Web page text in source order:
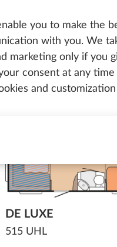
you to make the
with you. We
marketing only if you
consent at any
and
DE LUXE
515 UHL